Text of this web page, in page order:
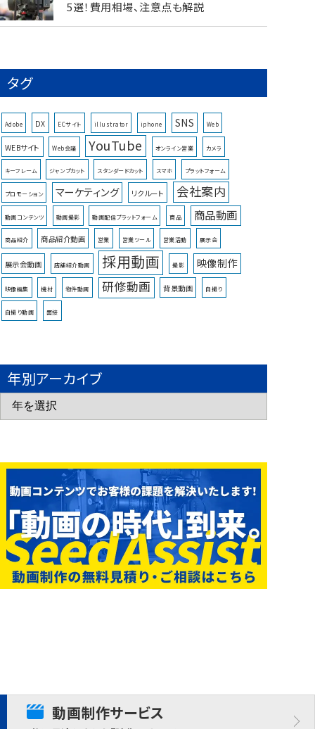
5選！費用相場、注意点も解説
タグ
Adobe DX ECサイト illustrator iphone SNS Web
WEBサイト Web会議 YouTube オンライン営業 カメラ
キーフレーム ジャンプカット スタンダードカット スマホ プラットフォーム
プロモーション マーケティング リクルート 会社案内
動画コンテンツ 動画撮影 動画配信プラットフォーム 商品 商品動画
商品紹介 商品紹介動画 営業 営業ツール 営業活動 展示会
展示会動画 店舗紹介動画 採用動画 撮影 映像制作
映像編集 機材 物件動画 研修動画 背景動画 自撮り
自撮り動画 面接
年別アーカイブ
動画制作サービス